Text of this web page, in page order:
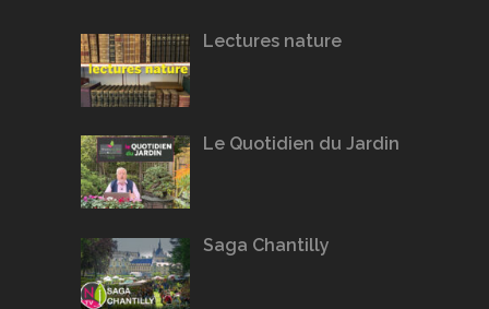
Lectures nature
Le Quotidien du Jardin
Saga Chantilly